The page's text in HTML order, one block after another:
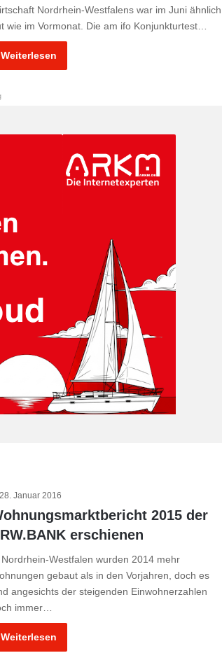
Nordrhein-Westfalens war im Juni ähnlich
wie im Vormonat. Die am ifo Konjunkturtest…
Weiterlesen
28. Januar 2016
2015 der
erschienen
Nordrhein-Westfalen wurden 2014 mehr
gebaut als in den Vorjahren, doch es
angesichts der steigenden Einwohnerzahlen
immer…
Weiterlesen